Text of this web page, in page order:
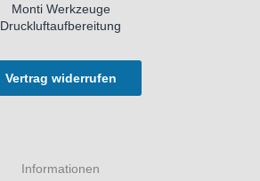
Monti Werkzeuge
Druckluftaufbereitung
Vertrag widerrufen
Informationen